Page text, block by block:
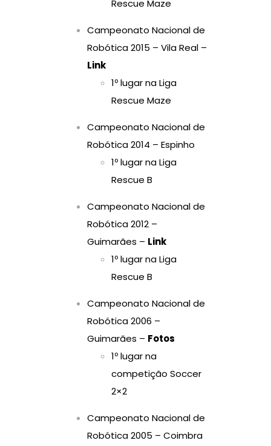
Rescue Maze
Campeonato Nacional de
Robótica 2015 – Vila Real –
Link
1º lugar na Liga
Rescue Maze
Campeonato Nacional de
Robótica 2014 – Espinho
1º lugar na Liga
Rescue B
Campeonato Nacional de
Robótica 2012 –
Guimarães – Link
1º lugar na Liga
Rescue B
Campeonato Nacional de
Robótica 2006 –
Guimarães – Fotos
1º lugar na
competição Soccer
2×2
Campeonato Nacional de
Robótica 2005 – Coimbra